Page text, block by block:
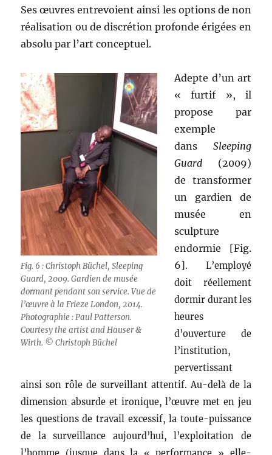
Ses œuvres entrevoient ainsi les options de non
réalisation ou de discrétion profonde érigées en
absolu par l’art conceptuel.
Fig. 6 : Christoph Büchel, Sleeping
Guard, 2009. Gardien de musée
dormant pendant son service. Vue de
l’œuvre à la Frieze London, 2014.
Photographie : Paul Patterson.
Courtesy the artist and Hauser &
Wirth. © Christoph Büchel
Adepte d’un art
« furtif », il
propose par
exemple
dans Sleeping
Guard (2009)
de transformer
un gardien de
musée en
sculpture
endormie [Fig.
6]. L’employé
doit réellement
dormir durant les
heures
d’ouverture de
l’institution,
pervertissant
ainsi son rôle de surveillant attentif. Au-delà de la
dimension absurde et ironique, l’œuvre met en jeu
les questions de travail excessif, la toute-puissance
de la surveillance aujourd’hui, l’exploitation de